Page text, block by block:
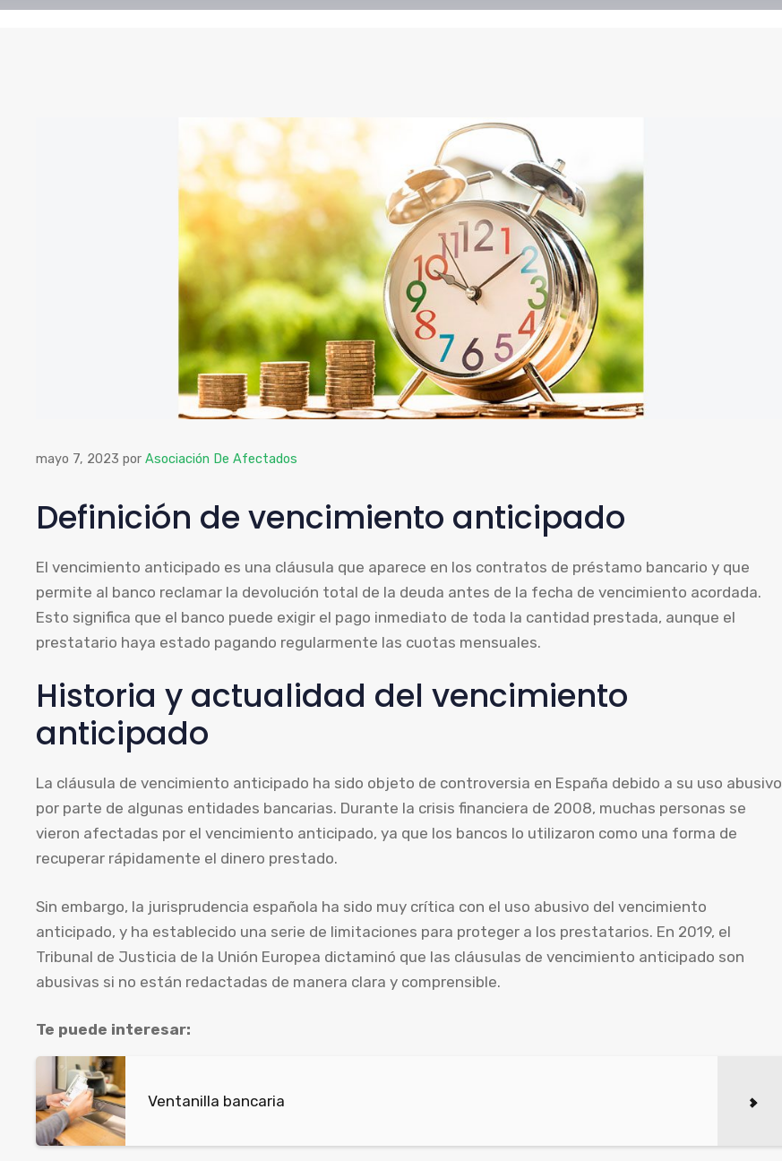
mayo 7, 2023 por Asociación De Afectados
Definición de vencimiento anticipado
El vencimiento anticipado es una cláusula que aparece en los contratos de préstamo bancario y que
permite al banco reclamar la devolución total de la deuda antes de la fecha de vencimiento acordada.
Esto significa que el banco puede exigir el pago inmediato de toda la cantidad prestada, aunque el
prestatario haya estado pagando regularmente las cuotas mensuales.
Historia y actualidad del vencimiento
anticipado
La cláusula de vencimiento anticipado ha sido objeto de controversia en España debido a su uso abusivo
por parte de algunas entidades bancarias. Durante la crisis financiera de 2008, muchas personas se
vieron afectadas por el vencimiento anticipado, ya que los bancos lo utilizaron como una forma de
recuperar rápidamente el dinero prestado.
Sin embargo, la jurisprudencia española ha sido muy crítica con el uso abusivo del vencimiento
anticipado, y ha establecido una serie de limitaciones para proteger a los prestatarios. En 2019, el
Tribunal de Justicia de la Unión Europea dictaminó que las cláusulas de vencimiento anticipado son
abusivas si no están redactadas de manera clara y comprensible.
Te puede interesar:
Ventanilla bancaria